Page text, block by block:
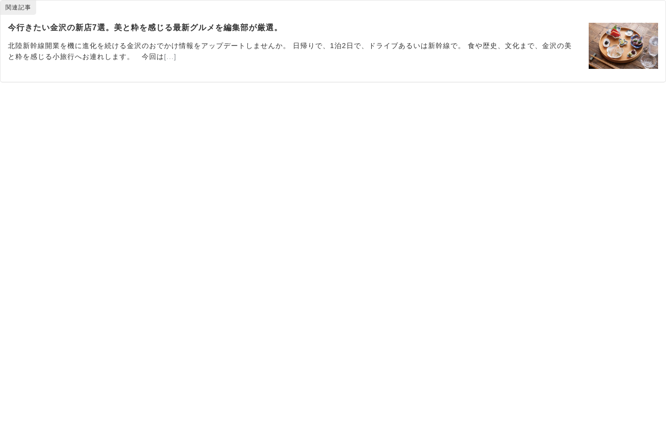
関連記事
今行きたい金沢の新店7選。美と粋を感じる最新グルメを編集部が厳選。
北陸新幹線開業を機に進化を続ける金沢のおでかけ情報をアップデートしませんか。 日帰りで、1泊2日で、ドライブあるいは新幹線で。 食や歴史、文化まで、金沢の美
と粋を感じる小旅行へお連れします。 今回は[...]